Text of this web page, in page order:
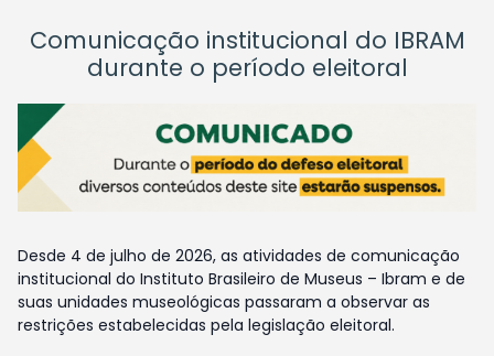
Comunicação institucional do IBRAM
durante o período eleitoral
Desde 4 de julho de 2026, as atividades de comunicação
institucional do Instituto Brasileiro de Museus – Ibram e de
suas unidades museológicas passaram a observar as
restrições estabelecidas pela legislação eleitoral.